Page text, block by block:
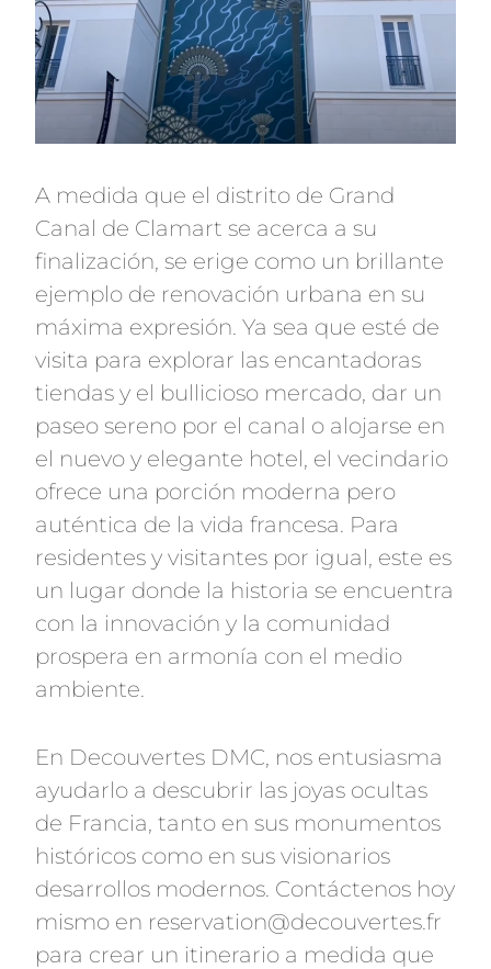
A medida que el distrito de Grand
Canal de Clamart se acerca a su
finalización, se erige como un brillante
ejemplo de renovación urbana en su
máxima expresión. Ya sea que esté de
visita para explorar las encantadoras
tiendas y el bullicioso mercado, dar un
paseo sereno por el canal o alojarse en
el nuevo y elegante hotel, el vecindario
ofrece una porción moderna pero
auténtica de la vida francesa. Para
residentes y visitantes por igual, este es
un lugar donde la historia se encuentra
con la innovación y la comunidad
prospera en armonía con el medio
ambiente.
En Decouvertes DMC, nos entusiasma
ayudarlo a descubrir las joyas ocultas
de Francia, tanto en sus monumentos
históricos como en sus visionarios
desarrollos modernos. Contáctenos hoy
mismo en reservation@decouvertes.fr
para crear un itinerario a medida que